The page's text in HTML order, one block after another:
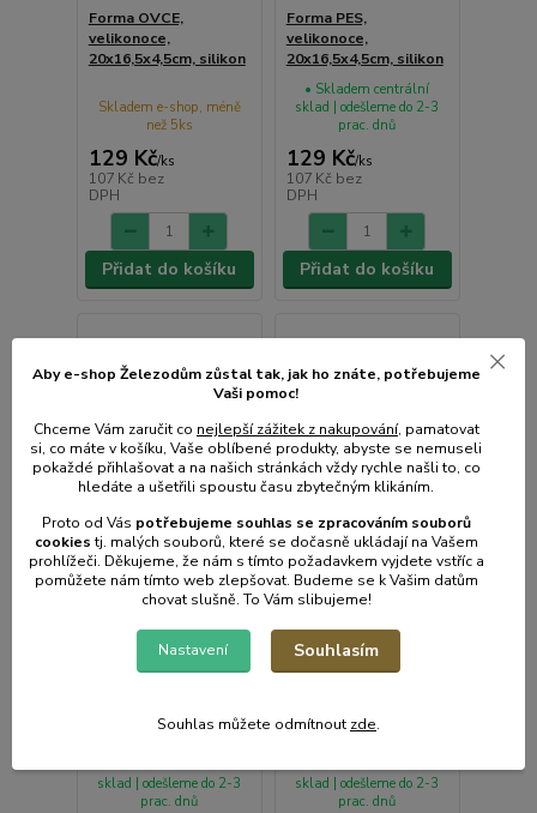
Forma OVCE,
velikonoce,
20x16,5x4,5cm, silikon
129 Kč/ks
107 Kč bez
DPH
Skladem e-shop, méně
než 5ks
Přidat do košíku
Forma PES,
velikonoce,
20x16,5x4,5cm, silikon
129 Kč/ks
107 Kč bez
DPH
• Skladem centrální
sklad | odešleme do 2-3
prac. dnů
Přidat do košíku
cukrářské, hnědá,
28x17cm, silikon
sklad | odešleme do 2-3
prac. dnů
hnědá, silikon
sklad | odešleme do 2-3
prac. dnů
Aby e-shop Železodům zůstal tak, jak ho znáte, potřebujeme
Vaši pomoc!
Chceme Vám zaručit co nejlepší zážitek z nakupování, pamatovat
si, co máte v košíku, Vaše oblíbené produkty, abyste se nemuseli
pokaždé přihlašovat a na našich stránkách vždy rychle našli to, co
hledáte a ušetřili spoustu času zbytečným klikáním.
Proto od Vás potřebujeme souhlas se zpracováním souborů
cookiestj. malých souborů, které se dočasně ukládají na Vašem
prohlížeči. Děkujeme, že nám s tímto požadavkem vyjdete vstříc a
pomůžete nám tímto web zlepšovat. Budeme se k Vašim datům
chovat slušně. To Vám slibujeme!
Nastavení Souhlasím
Souhlas můžete odmítnout zde.